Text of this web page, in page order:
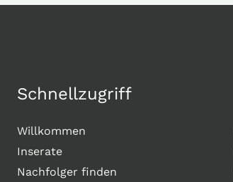
Schnellzugriff
Willkommen
Inserate
Nachfolger finden